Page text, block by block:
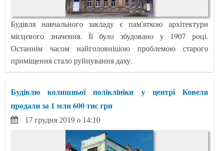
Будівля навчального закладу є пам'яткою архітектури
місцевого значення. Її було збудовано у 1907 році.
Останнім часом найголовнішою проблемою старого
приміщення стало руйнування даху.
Будівлю колишньої поліклініки у центрі Ковеля
продали за 1 млн 600 тис грн
17 грудня 2019 о 14:10